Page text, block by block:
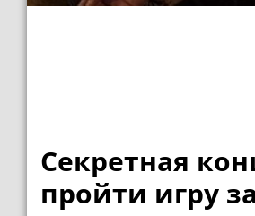
Секретная
пройти игру